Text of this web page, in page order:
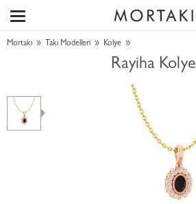
Mortakı » Takı Modelleri » Kolye »
Rayiha Kolye